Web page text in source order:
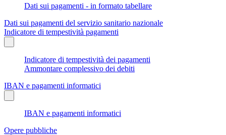
Dati sui pagamenti - in formato tabellare
Dati sui pagamenti del servizio sanitario nazionale
Indicatore di tempestività pagamenti
Indicatore di tempestività dei pagamenti
Ammontare complessivo dei debiti
IBAN e pagamenti informatici
IBAN e pagamenti informatici
Opere pubbliche